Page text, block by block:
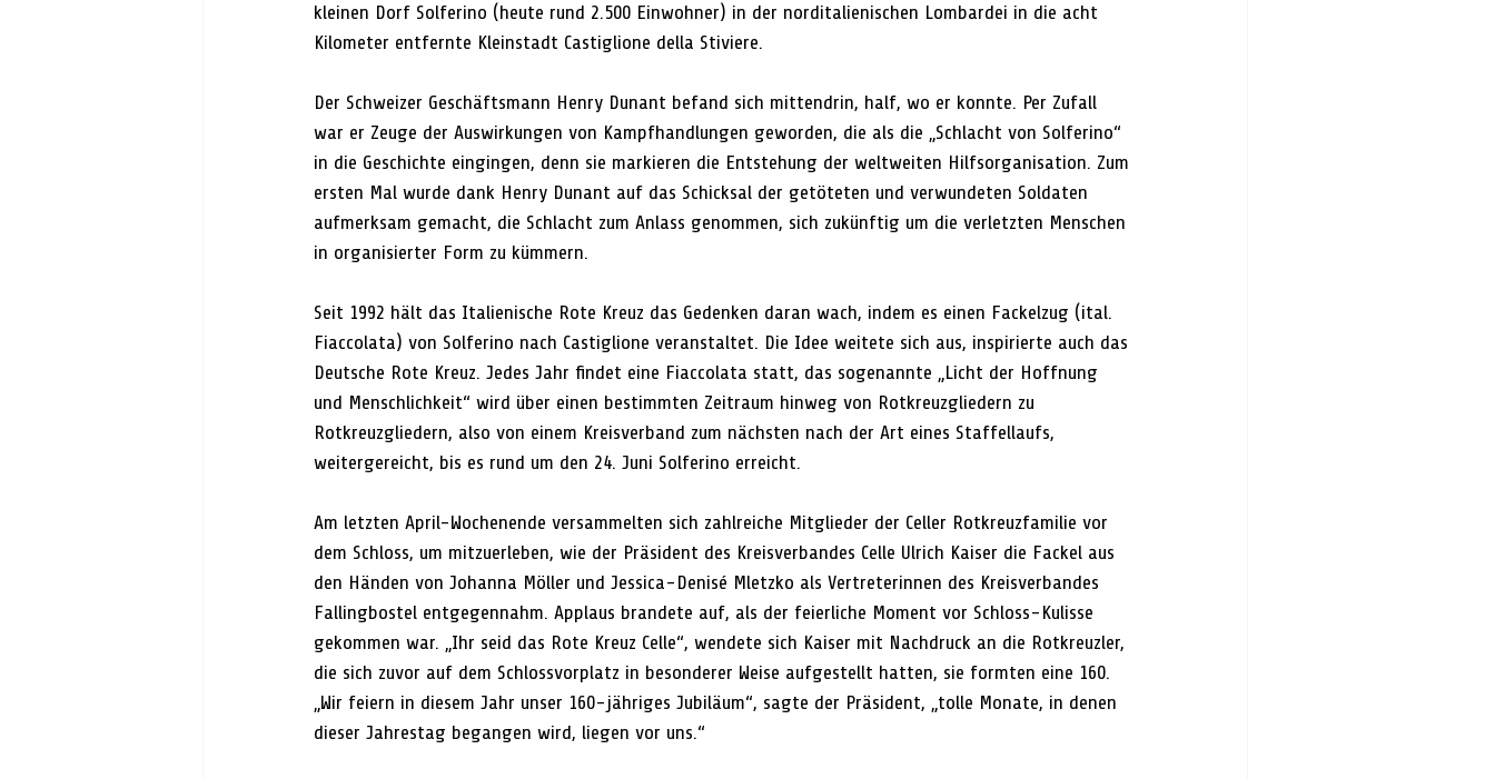
kleinen Dorf Solferino (heute rund 2.500 Einwohner) in der norditalienischen Lombardei in die acht
Kilometer entfernte Kleinstadt Castiglione della Stiviere.
Der Schweizer Geschäftsmann Henry Dunant befand sich mittendrin, half, wo er konnte. Per Zufall
war er Zeuge der Auswirkungen von Kampfhandlungen geworden, die als die „Schlacht von Solferino“
in die Geschichte eingingen, denn sie markieren die Entstehung der weltweiten Hilfsorganisation. Zum
ersten Mal wurde dank Henry Dunant auf das Schicksal der getöteten und verwundeten Soldaten
aufmerksam gemacht, die Schlacht zum Anlass genommen, sich zukünftig um die verletzten Menschen
in organisierter Form zu kümmern.
Seit 1992 hält das Italienische Rote Kreuz das Gedenken daran wach, indem es einen Fackelzug (ital.
Fiaccolata) von Solferino nach Castiglione veranstaltet. Die Idee weitete sich aus, inspirierte auch das
Deutsche Rote Kreuz. Jedes Jahr findet eine Fiaccolata statt, das sogenannte „Licht der Hoffnung
und Menschlichkeit“ wird über einen bestimmten Zeitraum hinweg von Rotkreuzgliedern zu
Rotkreuzgliedern, also von einem Kreisverband zum nächsten nach der Art eines Staffellaufs,
weitergereicht, bis es rund um den 24. Juni Solferino erreicht.
Am letzten April-Wochenende versammelten sich zahlreiche Mitglieder der Celler Rotkreuzfamilie vor
dem Schloss, um mitzuerleben, wie der Präsident des Kreisverbandes Celle Ulrich Kaiser die Fackel aus
den Händen von Johanna Möller und Jessica-Denisé Mletzko als Vertreterinnen des Kreisverbandes
Fallingbostel entgegennahm. Applaus brandete auf, als der feierliche Moment vor Schloss-Kulisse
gekommen war. „Ihr seid das Rote Kreuz Celle“, wendete sich Kaiser mit Nachdruck an die Rotkreuzler,
die sich zuvor auf dem Schlossvorplatz in besonderer Weise aufgestellt hatten, sie formten eine 160.
„Wir feiern in diesem Jahr unser 160-jähriges Jubiläum“, sagte der Präsident, „tolle Monate, in denen
dieser Jahrestag begangen wird, liegen vor uns.“